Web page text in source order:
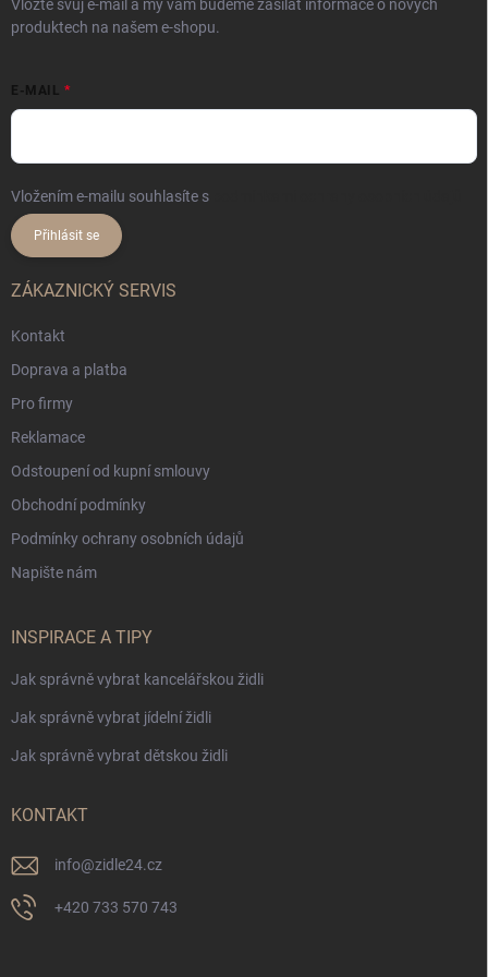
Vložte svůj e-mail a my vám budeme zasílat informace o nových
produktech na našem e-shopu.
E-MAIL
Vložením e-mailu souhlasíte s
Přihlásit se
ZÁKAZNICKÝ SERVIS
Kontakt
Doprava a platba
Pro firmy
Reklamace
Odstoupení od kupní smlouvy
Obchodní podmínky
Podmínky ochrany osobních údajů
Napište nám
INSPIRACE A TIPY
Jak správně vybrat kancelářskou židli
Jak správně vybrat jídelní židli
Jak správně vybrat dětskou židli
KONTAKT
info@zidle24.cz
+420 733 570 743